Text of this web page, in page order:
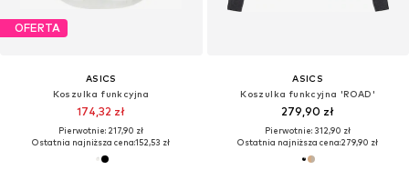
OFERTA
ASICS
Koszulka funkcyjna
174,32 zł
Pierwotnie: 217,90 zł
Ostatnia najniższa cena:152,53 zł
ASICS
Koszulka funkcyjna 'ROAD'
279,90 zł
Pierwotnie: 312,90 zł
Ostatnia najniższa cena:279,90 zł